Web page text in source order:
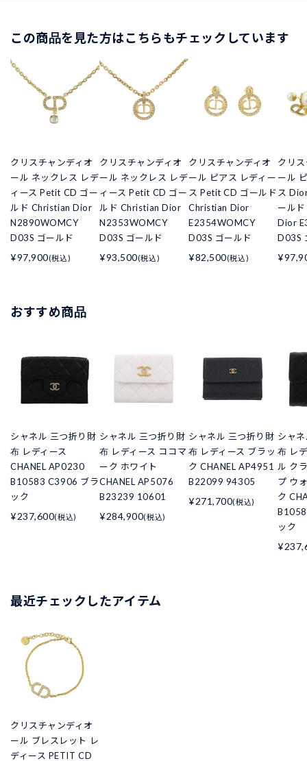
この商品を見た方はこちらもチェックしています
クリスチャンディオ
ール ネックレス レデ
ィース Petit CD ゴー
ルド Christian Dior
N2890WOMCY
D03S ゴールド
¥97,900(税込)
クリスチャンディオ
ール ネックレス レデ
ィース Petit CD ゴー
ルド Christian Dior
N2353WOMCY
D03S ゴールド
¥93,500(税込)
クリスチャンディオ
ール ピアス レディー
ス Petit CD ゴールド
Christian Dior
E2354WOMCY
D03S ゴールド
¥82,500(税込)
クリ
ール
ス
ール
Dior
D03S
おすすめ商品
シャネル 三つ折り財
布 レディース
CHANEL AP0230
B10583 C3906 ブラ
ック
¥237,600(税込)
シャネル 三つ折り財
布 レディース ココマ
ーク ホワイト
CHANEL AP5076
B23239 10601
¥284,900(税込)
シャネル 三つ折り財
布 レディース ブラッ
ク CHANEL AP4951
B22099 94305
¥271,700(税込)
シャ
布 レ
ル ク
プ ウ
ク
ック
最近チェックしたアイテム
クリスチャンディオ
ール ブレスレット レ
ディース PETIT CD